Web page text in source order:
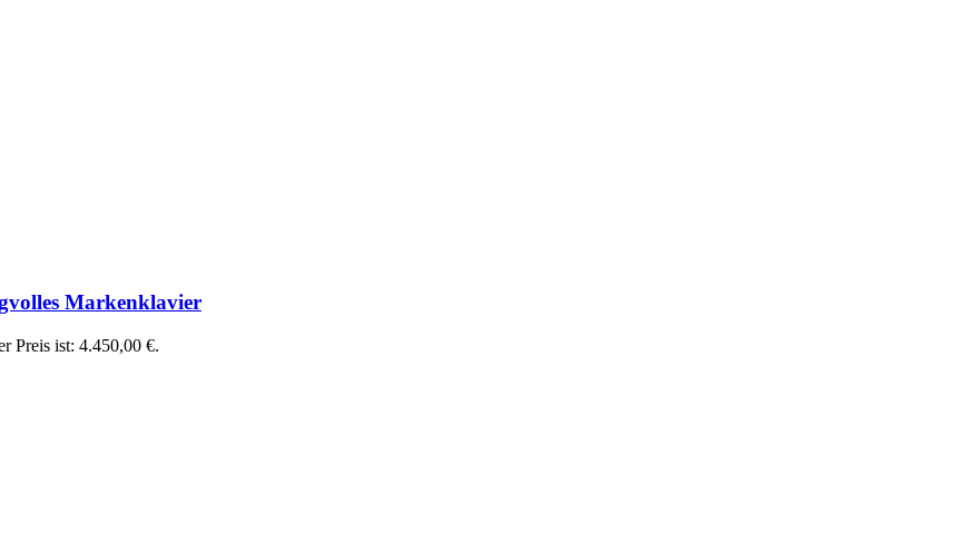
Markenklavier
Preis ist: 4.450,00 €.